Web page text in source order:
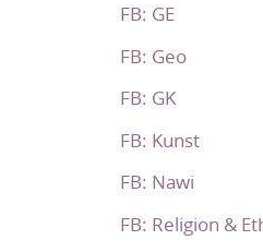
FB: GE
FB: Geo
FB: GK
FB: Kunst
FB: Nawi
FB: Religion &